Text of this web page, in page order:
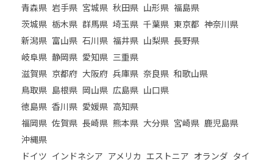
青森県 岩手県 宮城県 秋田県 山形県 福島県
茨城県 栃木県 群馬県 埼玉県 千葉県 東京都 神奈川県
新潟県 富山県 石川県 福井県 山梨県 長野県
岐阜県 静岡県 愛知県 三重県
滋賀県 京都府 大阪府 兵庫県 奈良県 和歌山県
鳥取県 島根県 岡山県 広島県 山口県
徳島県 香川県 愛媛県 高知県
福岡県 佐賀県 長崎県 熊本県 大分県 宮崎県 鹿児島県
沖縄県
ドイツ インドネシア アメリカ エストニア オランダ タイ